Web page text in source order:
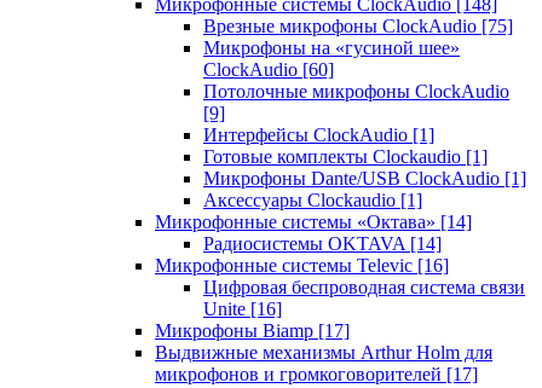
Микрофонные системы ClockAudio [148]
Врезные микрофоны ClockAudio [75]
Микрофоны на «гусиной шее»
ClockAudio [60]
Потолочные микрофоны ClockAudio
[9]
Интерфейсы ClockAudio [1]
Готовые комплекты Clockaudio [1]
Микрофоны Dante/USB ClockAudio [1]
Аксессуары Clockaudio [1]
Микрофонные системы «Октава» [14]
Радиосистемы OKTAVA [14]
Микрофонные системы Televic [16]
Цифровая беспроводная система связи
Unite [16]
Микрофоны Biamp [17]
Выдвижные механизмы Arthur Holm для
микрофонов и громкоговорителей [17]